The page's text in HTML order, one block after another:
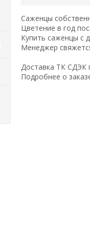
Саженцы
Цветение в год
Купить саженцы с
Менеджер
Доставка ТК СДЭК
Подробнее о